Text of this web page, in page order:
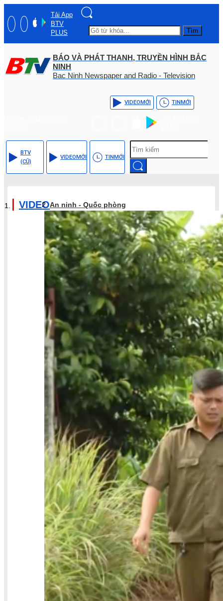
Tải App
BTV
PLUS
Tìm
BÁO VÀ PHÁT THANH, TRUYỀN HÌNH BẮC
NINH
Bac Ninh Newspaper and Radio - Television
VIDEOMỚI TINMỚI
BTV
(CŨ)
VIDEOMỚI TINMỚI
VIDEOAn ninh - Quốc phòng